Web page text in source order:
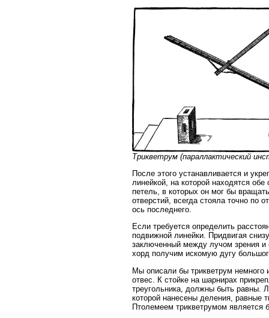
Трикветрум (параллактический
После этого устанавливается и
линейкой, на которой находятся
петель, в которых он мог бы
отверстий, всегда стояла точно по
ось последнего.
Если требуется определить
подвижной линейки. Придвигая
заключенный между лучом зрения и
хорд получим искомую дугу
Мы описали бы трикветрум немного
отвес. К стойке на шарнирах
треугольника, должны быть равны.
которой нанесены деления, равные
Птолемеем трикветрумом является